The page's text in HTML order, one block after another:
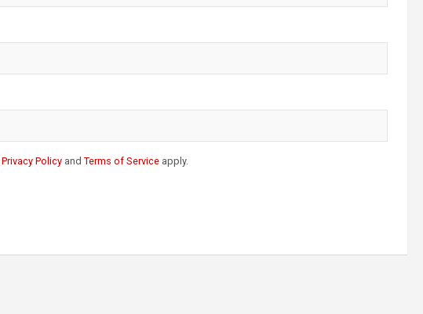
Privacy Policy and Terms of Service apply.